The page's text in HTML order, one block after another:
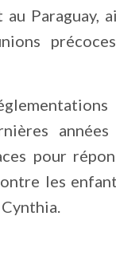
au Paraguay,
années
pour
les
Cynthia.